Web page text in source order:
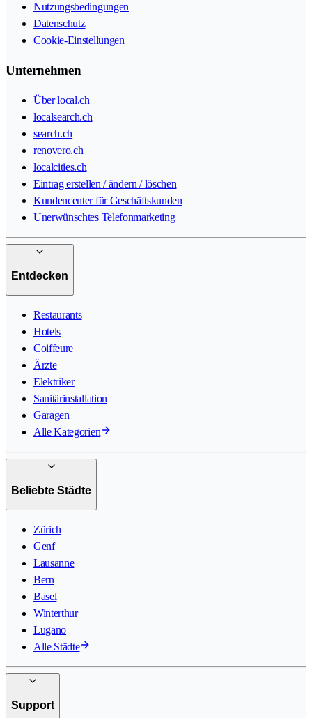
Nutzungsbedingungen
Datenschutz
Cookie-Einstellungen
Unternehmen
Über local.ch
localsearch.ch
search.ch
renovero.ch
localcities.ch
Eintrag erstellen / ändern / löschen
Kundencenter für Geschäftskunden
Unerwünschtes Telefonmarketing
Entdecken
Restaurants
Hotels
Coiffeure
Ärzte
Elektriker
Sanitärinstallation
Garagen
Alle Kategorien
Beliebte Städte
Zürich
Genf
Lausanne
Bern
Basel
Winterthur
Lugano
Alle Städte
Support